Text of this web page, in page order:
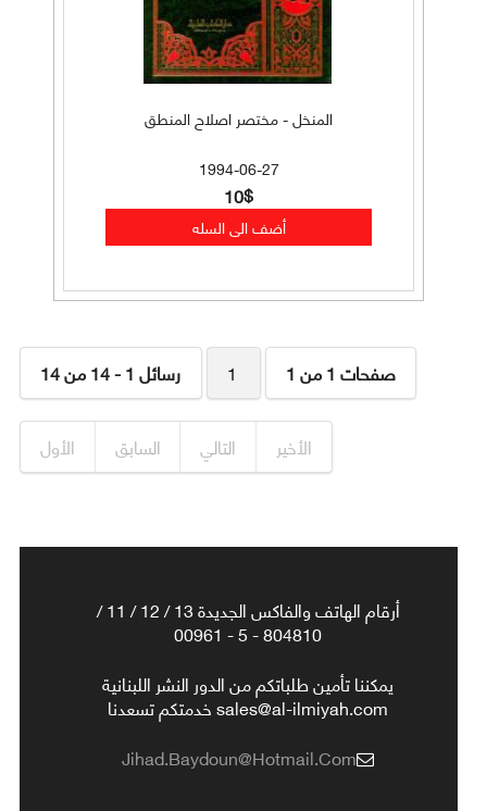
المنخل - مختصر اصلاح المنطق
1994-06-27
10$
رسائل 1 - 14 من 14 1 صفحات 1 من 1
الأول السابق التالي الأخير
أرقام الهاتف والفاكس الجديدة 13 / 12 / 11 /
804810 - 5 - 00961
يمكننا تأمين طلباتكم من الدور النشر اللبنانية
sales@al-ilmiyah.com خدمتكم تسعدنا
Jihad.baydoun@hotmail.com